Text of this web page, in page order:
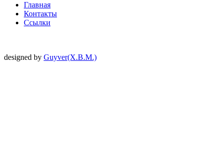
Главная
Контакты
Ссылки
designed by Guyver(X.B.M.)